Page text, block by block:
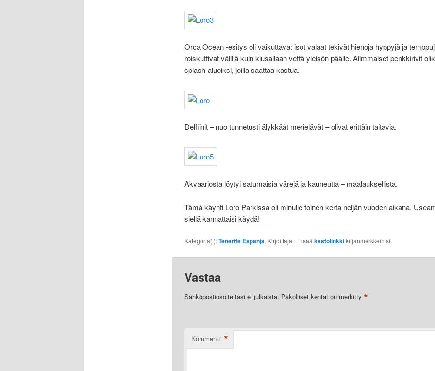
Orca Ocean -esitys oli vaikuttava: isot valaat tekivät hienoja hyppyjä ja
roiskuttivat välillä kuin kiusallaan vettä yleisön päälle. Alimmaiset penkkirivit
splash-alueiksi, joilla saattaa kastua.
Delfiinit – nuo tunnetusti älykkäät merielävät – olivat erittäin taitavia.
Akvaariosta löytyi satumaisia värejä ja kauneutta – maalauksellista.
Tämä käynti Loro Parkissa oli minulle toinen kerta neljän vuoden aikana.
siellä kannattaisi käydä!
Kategoria(t):Tenerife Espanja. Kirjoittaja: . Lisääkestolinkkikirjanmerkkeihisi.
Vastaa
Sähköpostiosoitettasi ei julkaista. Pakolliset kentät on merkitty *
Kommentti *